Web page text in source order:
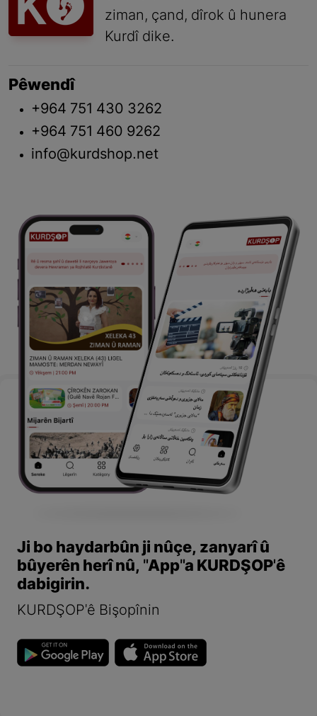
ziman, çand, dîrok û hunera
Kurdî dike.
Pêwendî
+964 751 430 3262
+964 751 460 9262
info@kurdshop.net
Ji bo haydarbûn ji nûçe, zanyarî û
bûyerên herî nû, "App"a KURDŞOP'ê
dabigirin.
KURDŞOP'ê Bişopînin